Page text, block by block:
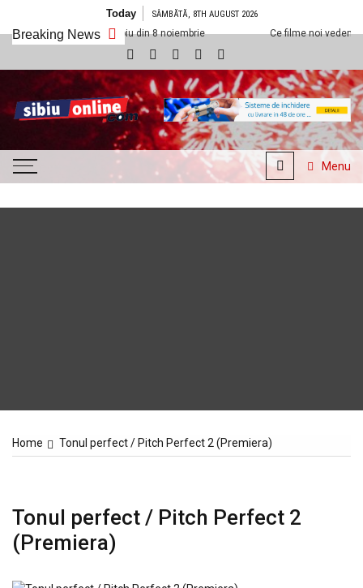
Today SÂMBĂTĂ, 8TH AUGUST 2026
Breaking News
Sibiu din 8 noiembrie Ce filme noi vedem la Cineplexx
SibiuOnline.com
… locatii si evenimente din
Sibiu!!!
Menu
Home Tonul perfect / Pitch Perfect 2 (Premiera)
Tonul perfect / Pitch Perfect 2
(Premiera)